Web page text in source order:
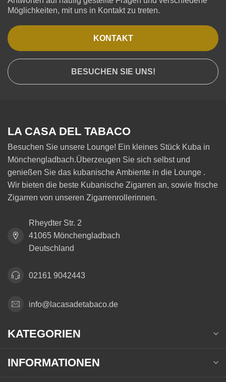
Möglichkeiten, mit uns in Kontakt zu treten.
KONTAKT
BESUCHEN SIE UNS!
LA CASA DEL TABACO
Besuchen Sie unsere Lounge! Ein kleines Stück Kuba in
Mönchengladbach.Überzeugen Sie sich selbst und
genießen Sie das kubanische Ambiente in die Lounge .
Wir bieten die beste Kubanische Zigarren an, sowie frische
Zigarren von unseren Zigarrenrollerinnen.
Rheydter Str. 2
41065 Mönchengladbach
Deutschland
02161 9042443
info@lacasadetabaco.de
KATEGORIEN
INFORMATIONEN